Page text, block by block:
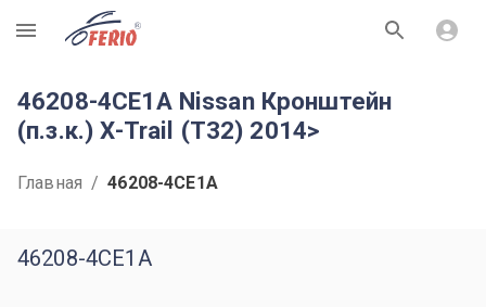
R
46208-4CE1A Nissan Кронштейн
(п.з.к.) X-Trail (T32) 2014>
Главная / 46208-4CE1A
46208-4CE1A